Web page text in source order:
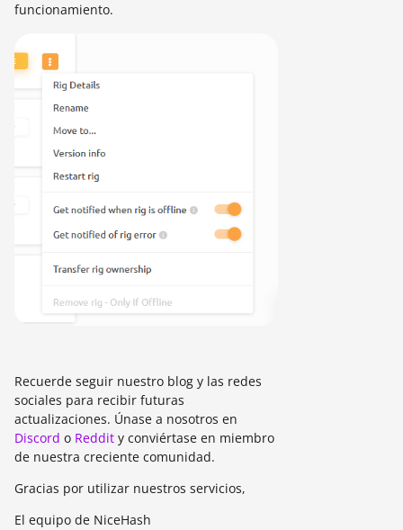
funcionamiento.
Recuerde seguir nuestro blog y las redes
sociales para recibir futuras
actualizaciones. Únase a nosotros en
Discord o Reddit y conviértase en miembro
de nuestra creciente comunidad.
Gracias por utilizar nuestros servicios,
El equipo de NiceHash